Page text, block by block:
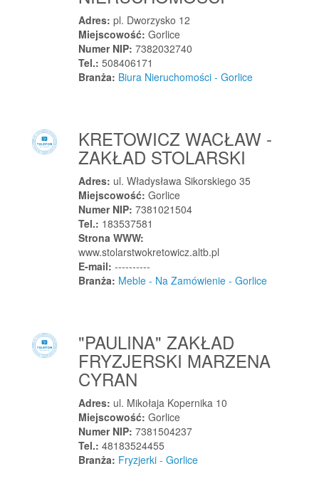
Jaworzyna Śląska
Jedlnia
Jedlnia-Letnisko
Jelcz-Laskowice
Jelenia Góra
Jemielnica
Jenin
Adres: pl. Dworzysko 12
Miejscowość: Gorlice
Numer NIP: 7382032740
Tel.: 508406171
Branża: Biura Nieruchomości - Gorlice
KRETOWICZ WACŁAW -
ZAKŁAD STOLARSKI
Adres: ul. Władysława Sikorskiego 35
Miejscowość: Gorlice
Numer NIP: 7381021504
Tel.: 183537581
Strona WWW:
www.stolarstwokretowicz.altb.pl
E-mail: ----------
Branża: Meble - Na Zamówienie - Gorlice
"PAULINA" ZAKŁAD
FRYZJERSKI MARZENA
CYRAN
Adres: ul. Mikołaja Kopernika 10
Miejscowość: Gorlice
Numer NIP: 7381504237
Tel.: 48183524455
Branża: Fryzjerki - Gorlice